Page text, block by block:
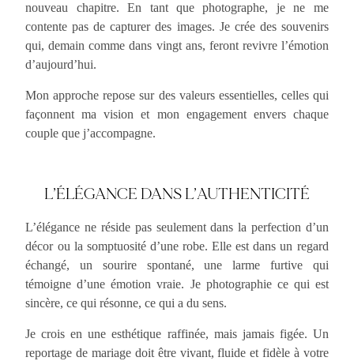
nouveau chapitre. En tant que photographe, je ne me
contente pas de capturer des images. Je crée des souvenirs
qui, demain comme dans vingt ans, feront revivre l’émotion
d’aujourd’hui.
Mon approche repose sur des valeurs essentielles, celles qui
façonnent ma vision et mon engagement envers chaque
couple que j’accompagne.
L’ÉLÉGANCE DANS L’AUTHENTICITÉ
L’élégance ne réside pas seulement dans la perfection d’un
décor ou la somptuosité d’une robe. Elle est dans un regard
échangé, un sourire spontané, une larme furtive qui
témoigne d’une émotion vraie. Je photographie ce qui est
sincère, ce qui résonne, ce qui a du sens.
Je crois en une esthétique raffinée, mais jamais figée. Un
reportage de mariage doit être vivant, fluide et fidèle à votre